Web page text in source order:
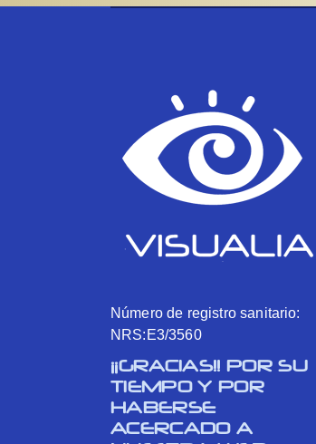
Número de registro sanitario:
NRS:E3/3560
¡¡GRACIAS!! POR SU
TIEMPO Y POR
HABERSE
ACERCADO A